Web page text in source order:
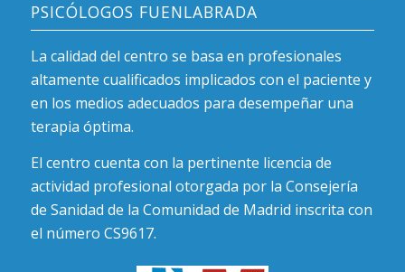
PSICÓLOGOS FUENLABRADA
La calidad del centro se basa en profesionales
altamente cualificados implicados con el paciente y
en los medios adecuados para desempeñar una
terapia óptima.
El centro cuenta con la pertinente licencia de
actividad profesional otorgada por la Consejería
de Sanidad de la Comunidad de Madrid inscrita con
el número CS9617.